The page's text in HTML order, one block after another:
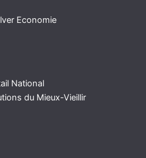
Economie
National
du Mieux-Vieillir